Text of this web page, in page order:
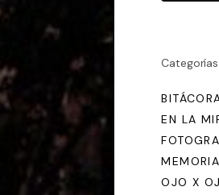
Categorías
EN LA
MEMORIA
OJO X